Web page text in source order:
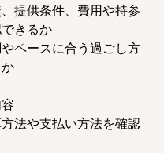
、提供条件、費用や持参
きるか
やペースに合う過ごし方
方法や支払い方法を確認